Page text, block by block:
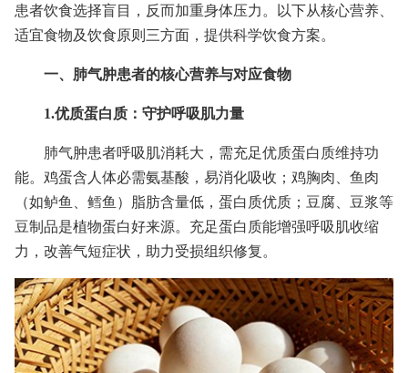
患者饮食选择盲目，反而加重身体压力。以下从核心营养、
适宜食物及饮食原则三方面，提供科学饮食方案。
一、肺气肿患者的核心营养与对应食物
1.优质蛋白质：守护呼吸肌力量
肺气肿患者呼吸肌消耗大，需充足优质蛋白质维持功
能。鸡蛋含人体必需氨基酸，易消化吸收；鸡胸肉、鱼肉
（如鲈鱼、鳕鱼）脂肪含量低，蛋白质优质；豆腐、豆浆等
豆制品是植物蛋白好来源。充足蛋白质能增强呼吸肌收缩
力，改善气短症状，助力受损组织修复。